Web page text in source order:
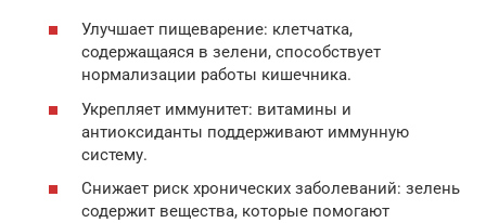
Улучшает пищеварение: клетчатка,
содержащаяся в зелени, способствует
нормализации работы кишечника.
Укрепляет иммунитет: витамины и
антиоксиданты поддерживают иммунную
систему.
Снижает риск хронических заболеваний: зелень
содержит вещества, которые помогают